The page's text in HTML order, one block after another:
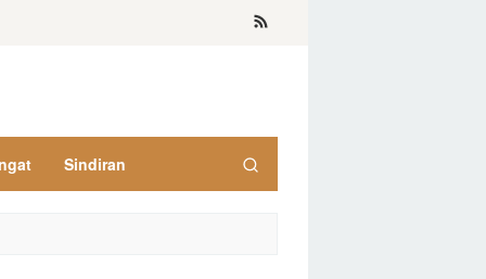
Sindiran